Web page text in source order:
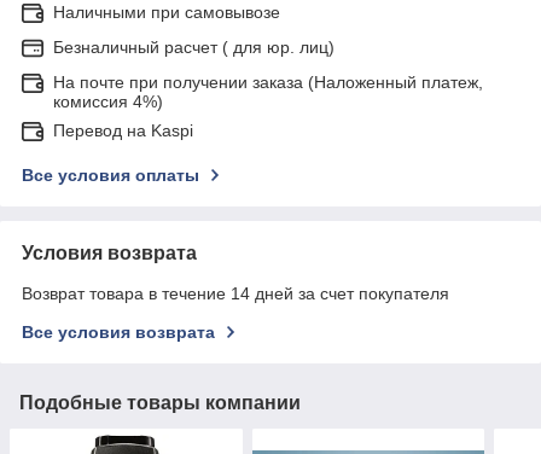
Наличными при самовывозе
Безналичный расчет ( для юр. лиц)
На почте при получении заказа (Наложенный платеж,
комиссия 4%)
Перевод на Kaspi
Все условия оплаты
Условия возврата
Возврат товара в течение 14 дней за счет покупателя
Все условия возврата
Подобные товары компании